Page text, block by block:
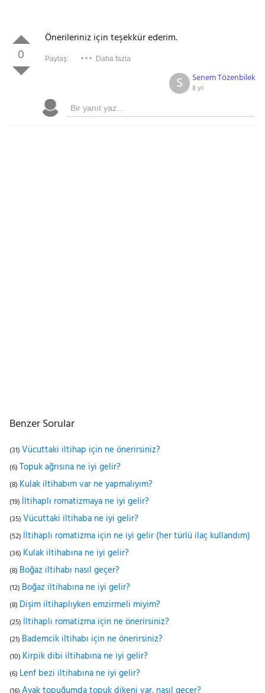
0
Önerileriniz için teşekkür ederim.
Paylaş: Daha fazla
Senem Tözenbilek
8 yıl
S
Benzer Sorular
(31) Vücuttaki iltihap için ne önerirsiniz?
(6) Topuk ağrısına ne iyi gelir?
(8) Kulak iltihabım var ne yapmalıyım?
(19) İltihaplı romatizmaya ne iyi gelir?
(35) Vücuttaki iltihaba ne iyi gelir?
(52) İltihaplı romatizma için ne iyi gelir (her türlü ilaç kullandım)
(36) Kulak iltihabına ne iyi gelir?
(8) Boğaz iltihabı nasıl geçer?
(12) Boğaz iltihabına ne iyi gelir?
(8) Dişim iltihaplıyken emzirmeli miyim?
(25) İltihaplı romatizma için ne önerirsiniz?
(21) Bademcik iltihabı için ne önerirsiniz?
(10) Kirpik dibi iltihabına ne iyi gelir?
(6) Lenf bezi iltihabına ne iyi gelir?